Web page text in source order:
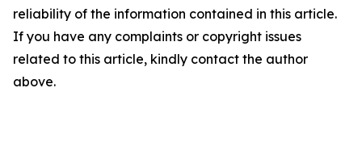
reliability of the information contained in this article.
If you have any complaints or copyright issues
related to this article, kindly contact the author
above.